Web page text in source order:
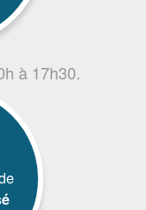
à 17h30.